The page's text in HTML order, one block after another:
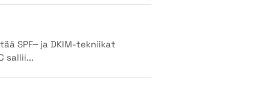
SPF– ja DKIM-tekniikat
sallii...